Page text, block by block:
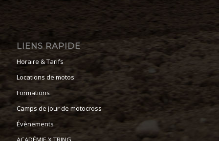
LIENS RAPIDE
Horaire & Tarifs
Locations de motos
Formations
Camps de jour de motocross
Évènements